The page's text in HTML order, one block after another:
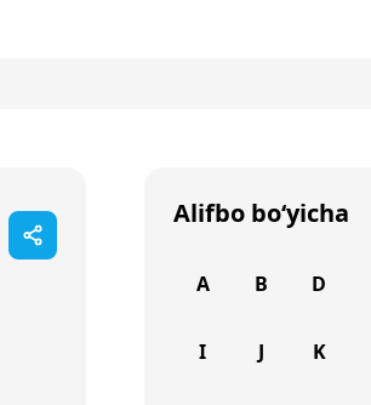
Alifbo bo‘yicha
A B D
I J K